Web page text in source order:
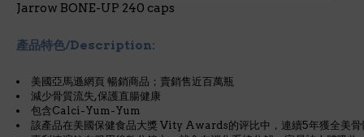
Jarrow BONE-UP 240 caps
產品特色/Description:
美國亞馬遜網頁 暢銷商品；賣銷售近百萬瓶
減少骨質流失,保護直腸健康
包含Calci-Yum-Yum
該產品在美國保健食品大獎 Vity Awards的评比中，連續5年獲全美骨